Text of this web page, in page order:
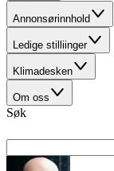
Annonsørinnhold
Ledige stilliinger
Klimadesken
Om oss
Søk